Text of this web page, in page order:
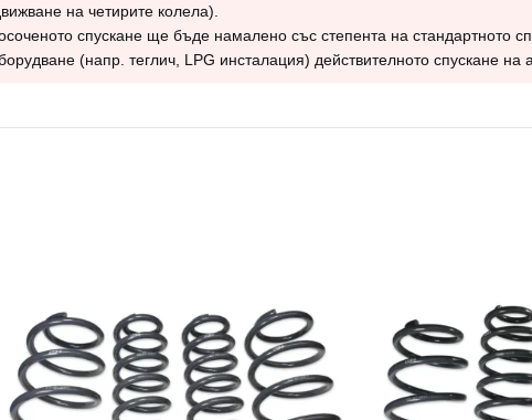
на четирите колела).
спускане ще бъде намалено със степента на стандартното
(напр. теглич, LPG инсталация) действителното спускане